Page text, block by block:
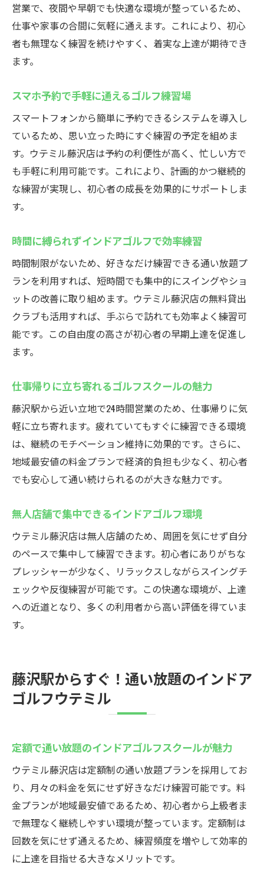
営業で、夜間や早朝でも快適な環境が整っているため、
仕事や家事の合間に気軽に通えます。これにより、初心
者も無理なく練習を続けやすく、着実な上達が期待でき
ます。
スマホ予約で手軽に通えるゴルフ練習場
スマートフォンから簡単に予約できるシステムを導入し
ているため、思い立った時にすぐ練習の予定を組めま
す。ウテミル藤沢店は予約の利便性が高く、忙しい方で
も手軽に利用可能です。これにより、計画的かつ継続的
な練習が実現し、初心者の成長を効果的にサポートしま
す。
時間に縛られずインドアゴルフで効率練習
時間制限がないため、好きなだけ練習できる通い放題プ
ランを利用すれば、短時間でも集中的にスイングやショ
ットの改善に取り組めます。ウテミル藤沢店の無料貸出
クラブも活用すれば、手ぶらで訪れても効率よく練習可
能です。この自由度の高さが初心者の早期上達を促進し
ます。
仕事帰りに立ち寄れるゴルフスクールの魅力
藤沢駅から近い立地で24時間営業のため、仕事帰りに気
軽に立ち寄れます。疲れていてもすぐに練習できる環境
は、継続のモチベーション維持に効果的です。さらに、
地域最安値の料金プランで経済的負担も少なく、初心者
でも安心して通い続けられるのが大きな魅力です。
無人店舗で集中できるインドアゴルフ環境
ウテミル藤沢店は無人店舗のため、周囲を気にせず自分
のペースで集中して練習できます。初心者にありがちな
プレッシャーが少なく、リラックスしながらスイングチ
ェックや反復練習が可能です。この快適な環境が、上達
への近道となり、多くの利用者から高い評価を得ていま
す。
藤沢駅からすぐ！通い放題のインドア
ゴルフウテミル
定額で通い放題のインドアゴルフスクールが魅力
ウテミル藤沢店は定額制の通い放題プランを採用してお
り、月々の料金を気にせず好きなだけ練習可能です。料
金プランが地域最安値であるため、初心者から上級者ま
で無理なく継続しやすい環境が整っています。定額制は
回数を気にせず通えるため、練習頻度を増やして効率的
に上達を目指せる大きなメリットです。